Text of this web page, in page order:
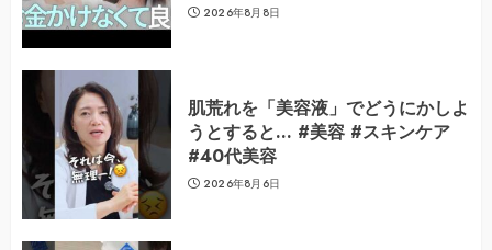
2026年8月8日
肌荒れを「美容液」でどうにかしよ
うとすると… #美容 #スキンケア
#40代美容
2026年8月6日